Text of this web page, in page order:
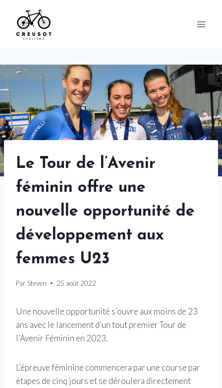
content
Le Tour de l’Avenir
féminin offre une
nouvelle opportunité de
développement aux
femmes U23
Par Steven 25 août 2022
Une nouvelle opportunité s’ouvre aux moins de 23
ans avec le lancement d’un tout premier Tour de
l’Avenir Féminin en 2023.
L’épreuve féminine commencera par une course par
étapes de cinq jours et se déroulera directement